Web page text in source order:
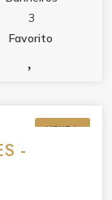
Itapema.
3
Favorito
VENDA
-